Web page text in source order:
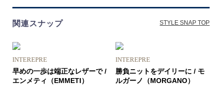
関連スナップ STYLE SNAP TOP
INTEREPRE
早めの一歩は端正なレザーで /
エンメティ（EMMETI）
INTEREPRE
勝負ニットをデイリーに / モ
ルガーノ（MORGANO）